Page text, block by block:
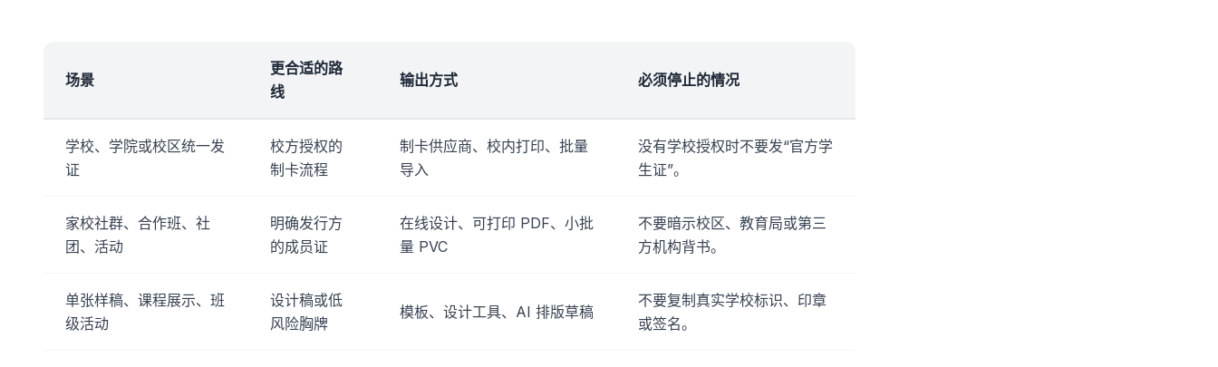
场景
更合适的路
线
输出方式 必须停止的情况
学校、学院或校区统一发
证
校方授权的
制卡流程
制卡供应商、校内打印、批量
导入
没有学校授权时不要发“官方学
生证”。
家校社群、合作班、社
团、活动
明确发行方
的成员证
在线设计、可打印 PDF、小批
量 PVC
不要暗示校区、教育局或第三
方机构背书。
单张样稿、课程展示、班
级活动
设计稿或低
风险胸牌
模板、设计工具、AI 排版草稿
不要复制真实学校标识、印章
或签名。